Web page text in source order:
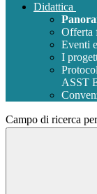
Didattica
Offerta
Eventi
I
ASST
Campo di ricerca